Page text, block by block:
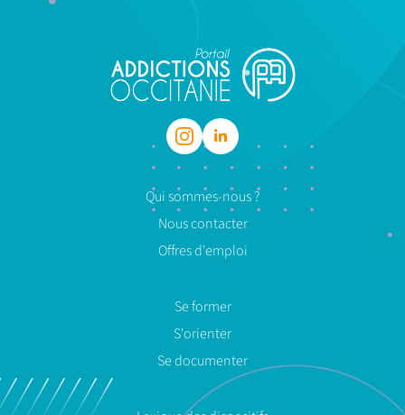
Qui sommes-nous ?
Nous contacter
Offres d'emploi
Se former
S'orienter
Se documenter